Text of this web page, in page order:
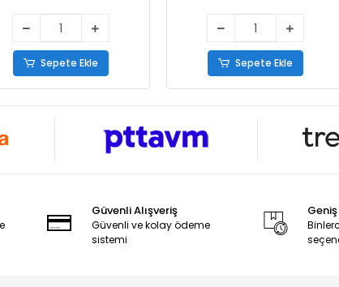
Sepete Ekle Sepete Ekle
Güvenli Alışveriş
Güvenli ve kolay ödeme
sistemi